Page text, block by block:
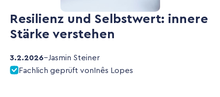
Resilienz und Selbstwert: innere
Stärke verstehen
3.2.2026–Jasmin Steiner
Fachlich geprüft von Inês Lopes